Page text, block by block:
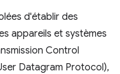
d'établir des
appareils et systèmes
Control
Datagram Protocol),